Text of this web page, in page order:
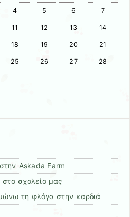
4 5 6 7
11 12 13 14
18 19 20 21
25 26 27 28
Askada Farm
σχολείο μας
τη φλόγα στην καρδιά